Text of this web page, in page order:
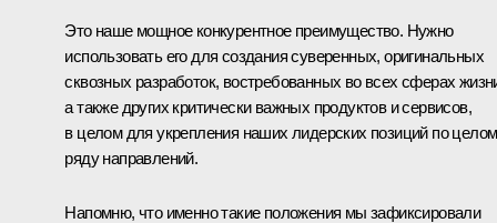
Это наше мощное конкурентное преимущество. Нужно
использовать его для создания суверенных, оригинальных
сквозных разработок, востребованных во всех сферах
а также других критически важных продуктов и сервисов,
в целом для укрепления наших лидерских позиций по
ряду направлений.
Напомню, что именно такие положения мы зафиксировали